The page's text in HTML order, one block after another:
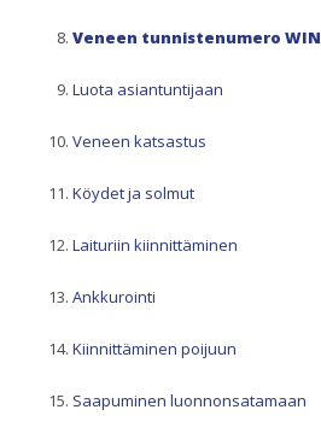
Veneen tunnistenumero WIN
Luota asiantuntijaan
Veneen katsastus
Köydet ja solmut
Laituriin kiinnittäminen
Ankkurointi
Kiinnittäminen poijuun
Saapuminen luonnonsatamaan